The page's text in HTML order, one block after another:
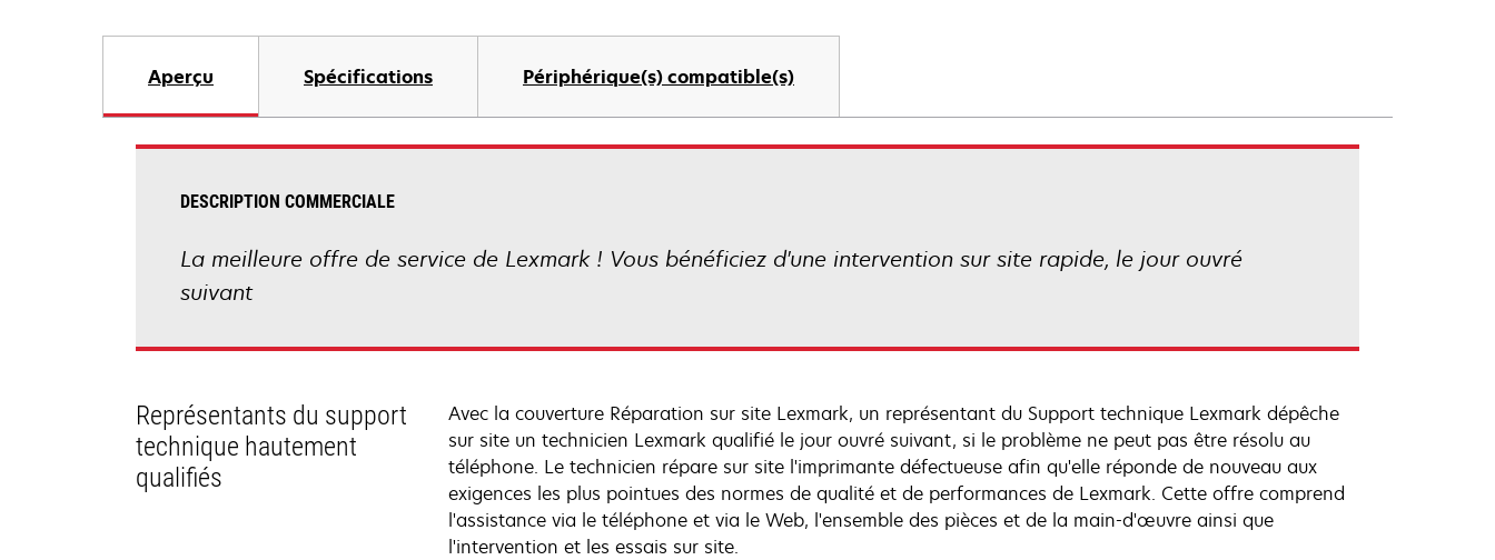
Aperçu Spécifications Périphérique(s) compatible(s)
DESCRIPTION COMMERCIALE
La meilleure offre de service de Lexmark ! Vous bénéficiez d'une intervention sur site rapide, le jour ouvré
suivant
Représentants du support
technique hautement
qualifiés
Avec la couverture Réparation sur site Lexmark, un représentant du Support technique Lexmark dépêche
sur site un technicien Lexmark qualifié le jour ouvré suivant, si le problème ne peut pas être résolu au
téléphone. Le technicien répare sur site l'imprimante défectueuse afin qu'elle réponde de nouveau aux
exigences les plus pointues des normes de qualité et de performances de Lexmark. Cette offre comprend
l'assistance via le téléphone et via le Web, l'ensemble des pièces et de la main-d'œuvre ainsi que
l'intervention et les essais sur site.